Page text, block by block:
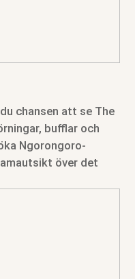
chansen att se The
bufflar och
Ngorongoro-
över det